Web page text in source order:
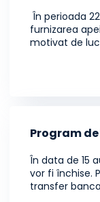
În perioada
furnizarea
motivat de
Program
În data de 15
vor fi închise.
transfer